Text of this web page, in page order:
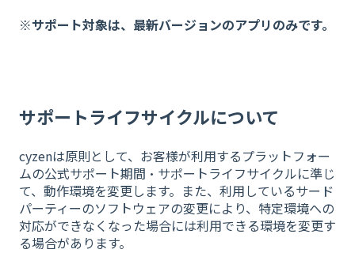
※サポート対象は、最新バージョンのアプリのみです。
サポートライフサイクルについて
cyzenは原則として、お客様が利用するプラットフォー
ムの公式サポート期間・サポートライフサイクルに準じ
て、動作環境を変更します。また、利用しているサード
パーティーのソフトウェアの変更により、特定環境への
対応ができなくなった場合には利用できる環境を変更す
る場合があります。